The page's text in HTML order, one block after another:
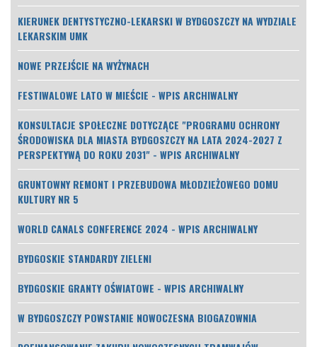
KIERUNEK DENTYSTYCZNO-LEKARSKI W BYDGOSZCZY NA WYDZIALE
LEKARSKIM UMK
NOWE PRZEJŚCIE NA WYŻYNACH
FESTIWALOWE LATO W MIEŚCIE - WPIS ARCHIWALNY
KONSULTACJE SPOŁECZNE DOTYCZĄCE "PROGRAMU OCHRONY
ŚRODOWISKA DLA MIASTA BYDGOSZCZY NA LATA 2024-2027 Z
PERSPEKTYWĄ DO ROKU 2031" - WPIS ARCHIWALNY
GRUNTOWNY REMONT I PRZEBUDOWA MŁODZIEŻOWEGO DOMU
KULTURY NR 5
WORLD CANALS CONFERENCE 2024 - WPIS ARCHIWALNY
BYDGOSKIE STANDARDY ZIELENI
BYDGOSKIE GRANTY OŚWIATOWE - WPIS ARCHIWALNY
W BYDGOSZCZY POWSTANIE NOWOCZESNA BIOGAZOWNIA